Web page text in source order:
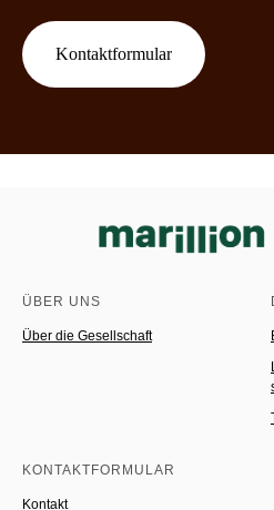
Kontaktformular
ÜBER UNS
Über die Gesellschaft
KONTAKTFORMULAR
Kontakt